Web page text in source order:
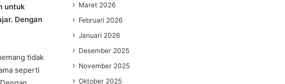
untuk
Dengan
tidak
seperti
Maret 2026
Februari 2026
Januari 2026
Desember 2025
November 2025
Oktober 2025